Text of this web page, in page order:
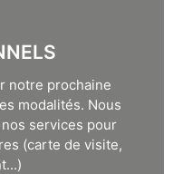
notre prochaine
modalités. Nous
services pour
(carte de visite,